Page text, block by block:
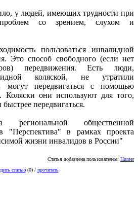
у людей, имеющих трудности при
со зрением, слухом и
пользоваться инвалидной
Это способ свободного (если нет
передвижения. Есть люди,
коляской, не утратили
могут передвигаться с помощью
Коляски они используют для того,
передвигаться.
региональной общественной
"Перспектива" в рамках проекта
жизни инвалидов в России"
Статья добавлена пользователем: Hunter
статью(0) / прочитать